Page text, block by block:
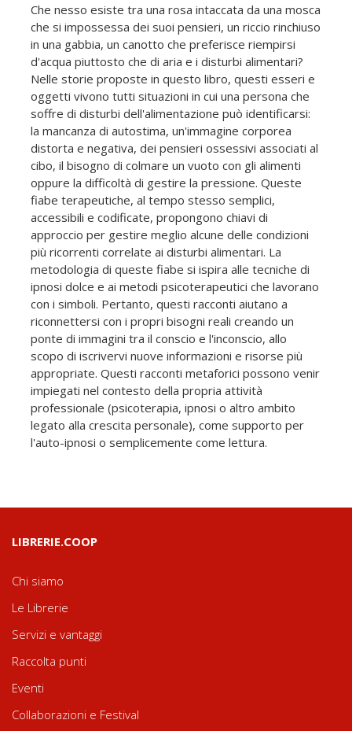
Che nesso esiste tra una rosa intaccata da una mosca
che si impossessa dei suoi pensieri, un riccio rinchiuso
in una gabbia, un canotto che preferisce riempirsi
d'acqua piuttosto che di aria e i disturbi alimentari?
Nelle storie proposte in questo libro, questi esseri e
oggetti vivono tutti situazioni in cui una persona che
soffre di disturbi dell'alimentazione può identificarsi:
la mancanza di autostima, un'immagine corporea
distorta e negativa, dei pensieri ossessivi associati al
cibo, il bisogno di colmare un vuoto con gli alimenti
oppure la difficoltà di gestire la pressione. Queste
fiabe terapeutiche, al tempo stesso semplici,
accessibili e codificate, propongono chiavi di
approccio per gestire meglio alcune delle condizioni
più ricorrenti correlate ai disturbi alimentari. La
metodologia di queste fiabe si ispira alle tecniche di
ipnosi dolce e ai metodi psicoterapeutici che lavorano
con i simboli. Pertanto, questi racconti aiutano a
riconnettersi con i propri bisogni reali creando un
ponte di immagini tra il conscio e l'inconscio, allo
scopo di iscrivervi nuove informazioni e risorse più
appropriate. Questi racconti metaforici possono venir
impiegati nel contesto della propria attività
professionale (psicoterapia, ipnosi o altro ambito
legato alla crescita personale), come supporto per
l'auto-ipnosi o semplicemente come lettura.
LIBRERIE.COOP
Chi siamo
Le Librerie
Servizi e vantaggi
Raccolta punti
Eventi
Collaborazioni e Festival